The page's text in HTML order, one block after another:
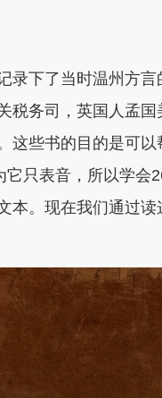
录下了当时温州方
税务司，英国人孟
这些书的目的是可
它只表音，所以学
本。现在我们通过